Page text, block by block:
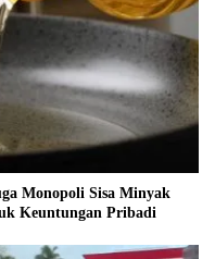
Monopoli Sisa Minyak
Keuntungan Pribadi